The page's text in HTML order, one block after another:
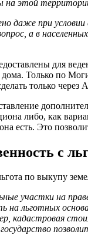
этой
даже при
а в
для
дома. Только по
только
либо, как
есть. Это
с
по выкупу
участки на
на льготных
кадастровая